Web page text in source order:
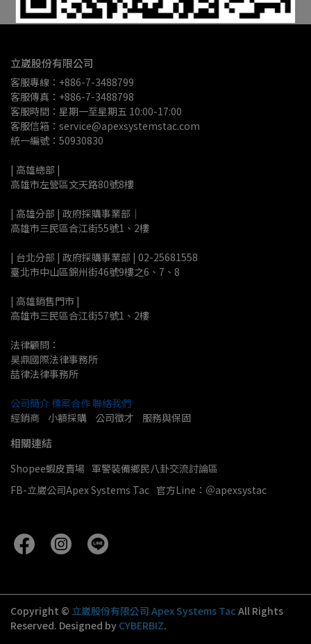
立崴股份有限公司
客服專線：+886-7-3488799
客服傳真：+886-7-3488798
客服時間：星期一至星期五 10:00-17:00
客服信箱：service@apexsystemstac.com
統一編號：50930830
| 高雄總部 |
高雄市左營區文天路80號8樓
| 高雄分部 | 政府採購事業部｜
高雄市三民區合江街55號1、2樓
| 台北分部 | 政府採購事業部 | 02-25681558
臺北市中山區錦州街46號9樓之6、7、8
| 高雄銷售門市 |
高雄市三民區合江街57號1、2樓
法律顧問：
昊鼎國際法律事務所
喆律法律事務所
公司簡介 標案合作聯絡我們
經銷商    小額採購    公司徵才    服務與保固
相關連結
Shopee蝦皮賣場 軍警裝備鄉民八卦交流討論區
FB-立崴公司Apex Systems Tac 官方Line：＠apexsystac
Copyright © 立崴股份有限公司 Apex Systems Tac All Rights
Reserved. Designed by CYBERBIZ.